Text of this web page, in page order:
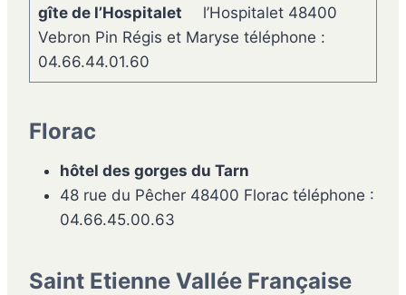
gîte de l’Hospitalet
l’Hospitalet 48400
Vebron Pin Régis et Maryse téléphone :
04.66.44.01.60
Florac
hôtel des gorges du Tarn
48 rue du Pêcher 48400 Florac téléphone :
04.66.45.00.63
Saint Etienne Vallée Française